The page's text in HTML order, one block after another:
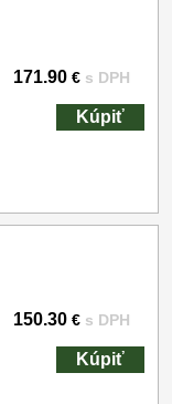
171.90 € s DPH
Kúpiť
150.30 € s DPH
Kúpiť